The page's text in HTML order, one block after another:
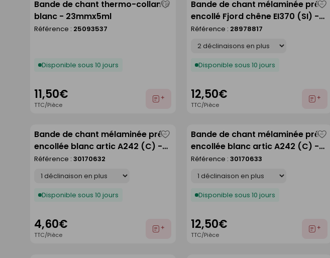
Bande de chant thermo-collante
blanc - 23mmx5ml
Référence : 25093537
Disponible sous 10 jours
11,50€
TTC/Pièce
Ajouter
Enregistrer
comme
Bande de chant mélaminée pré-
encollé Fjord chêne EI370 (SI) -
5000 x 44 mm
Référence : 28978817
Disponible sous 10 jours
12,50€
TTC/Pièce
Ajouter
Bande de chant mélaminée pré-
encollée blanc artic A242 (C) -
650 x 44 mm
Référence : 30170632
Disponible sous 10 jours
4,60€
TTC/Pièce
Ajouter
Enregistrer
comme
Bande de chant mélaminée pré-
encollée blanc artic A242 (C) -
5000 x 44 mm
Référence : 30170633
Disponible sous 10 jours
12,50€
TTC/Pièce
Ajouter